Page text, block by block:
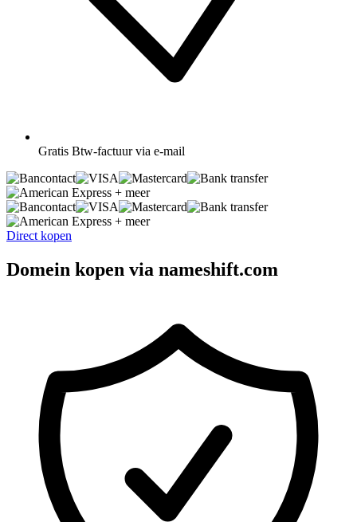
Gratis Btw-factuur via e-mail
+ meer
+ meer
Direct kopen
Domein kopen via nameshift.com